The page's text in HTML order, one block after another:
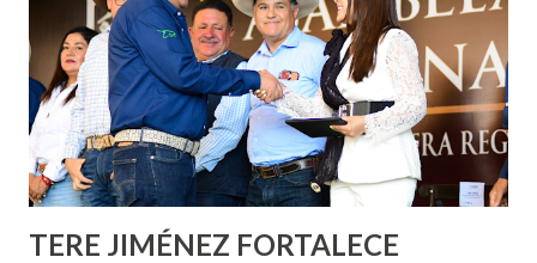
Nieto, entre Jesús F. Elizondo y la calle 22 de Octubre, con
lo que se aplicará pintura en 66 casas. Posteriormente se
llevará este programa a Villas de Nuestra Señora de la
Asunción, Avenida Alameda y Decreto 27 de Septiembre, en
los edificios FOVISSSTE Ojo de Agua, en la comunidad
Norias de Paso Hondo y en los edificios de...
TERE JIMÉNEZ FORTALECE